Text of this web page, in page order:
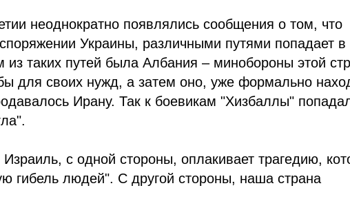
неоднократно появлялись сообщения о том, что
Украины, различными путями попадает в
таких путей была Албания – минобороны этой
для своих нужд, а затем оно, уже формально
Ирану. Так к боевикам "Хизбаллы"
с одной стороны, оплакивает трагедию,
гибель людей". С другой стороны, наша страна